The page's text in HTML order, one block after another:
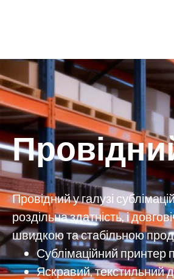
Провідний у галузі
роздільна здатність, і
швидкою та стабільною
Сублімаційний принтер
Яскравий, текстильний